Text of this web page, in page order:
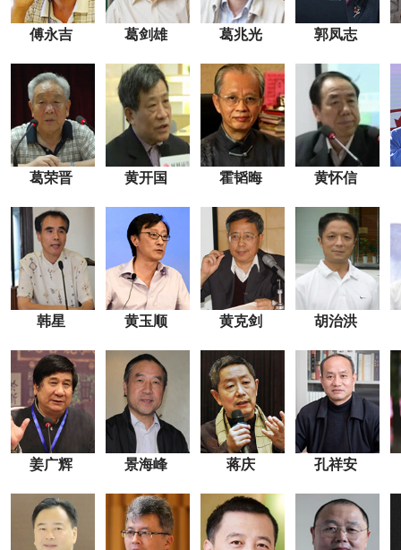
傅永吉 葛剑雄 葛兆光 郭凤志
葛荣晋 黄开国 霍韬晦 黄怀信
韩星 黄玉顺 黄克剑 胡治洪
姜广辉 景海峰 蒋庆 孔祥安